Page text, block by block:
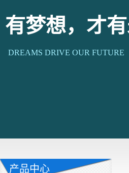
有梦想，才
DREAMS DRIVE OUR FUTURE
产品中心